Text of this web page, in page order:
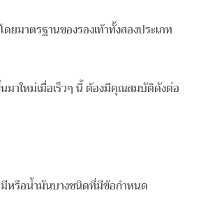
มาตรฐานของรองเท้าทั้งสองประเภท
มาใหม่เมื่อเร็วๆ นี้ ต้องมีคุณสมบัติดังต่อ
มีหรือน้ำมันบางชนิดที่มีข้อกำหนด